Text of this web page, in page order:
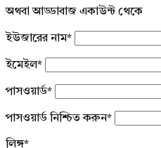
অথবা আড্ডাবাজ একাউন্ট থেকে
ইউজারের নাম*
ইমেইল*
পাসওয়ার্ড*
পাসওয়ার্ড নিশ্চিত করুন*
লিঙ্গ*